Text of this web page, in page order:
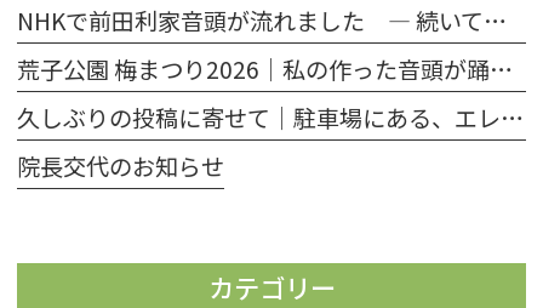
NHKで前田利家音頭が流れました ― 続いていくということ ―
荒子公園 梅まつり2026│私の作った音頭が踊られていました
久しぶりの投稿に寄せて│駐車場にある、エレベーターの扉の話
院長交代のお知らせ
カテゴリー